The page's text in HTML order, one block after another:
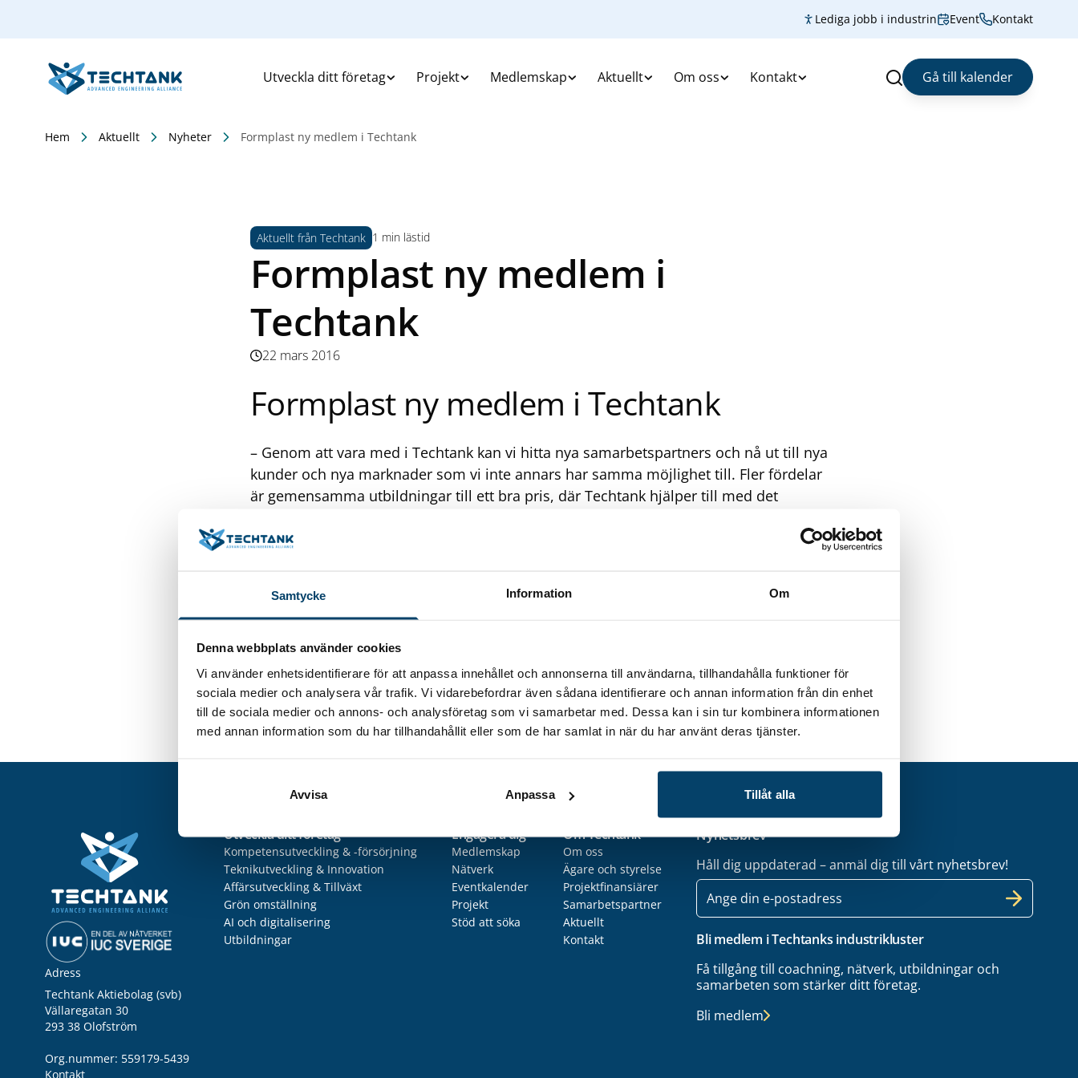
Samtycke Information Om
Denna webbplats använder cookies
Vi använder enhetsidentifierare för att anpassa innehållet och annonserna till användarna, tillhandahålla funktioner för
sociala medier och analysera vår trafik. Vi vidarebefordrar även sådana identifierare och annan information från din enhet
till de sociala medier och annons- och analysföretag som vi samarbetar med. Dessa kan i sin tur kombinera informationen
med annan information som du har tillhandahållit eller som de har samlat in när du har använt deras tjänster.
Avvisa Anpassa Tillåt alla
Lediga jobb i industrin Event Kontakt
Utveckla ditt företag Projekt Medlemskap Aktuellt Om oss Kontakt Sök Gå till kalender
Hem Aktuellt Nyheter Formplast ny medlem i Techtank
Aktuellt från Techtank 1 min lästid
Formplast ny medlem i
Techtank
22 mars 2016
Formplast ny medlem i Techtank
– Genom att vara med i Techtank kan vi hitta nya samarbetspartners och nå ut till nya
kunder och nya marknader som vi inte annars har samma möjlighet till. Fler fördelar
är gemensamma utbildningar till ett bra pris, där Techtank hjälper till med det
också många intressanta föreläsningar med information om industrins utveckling
och har lång erfarenhet när det gäller att omvandla plast till formade detaljer enligt
flera metoder: vakuumformning, tryckformning och varmbockning. Man levererar
kompletta produkter genom efterbearbetning i CNC-styrda fräsar och genom
montering av komponenter i de formade detaljerna. Formplast finns i Broby i
nordöstra Skåne och har runt 40 anställda.Läs mer om Formplast på företagets egen
webbplats >>
Adress
Techtank Aktiebolag (svb)
Vällaregatan 30
293 38 Olofström
Org.nummer: 559179-5439
Kontakt
Utveckla ditt företag
Kompetensutveckling & -försörjning
Teknikutveckling & Innovation
Affärsutveckling & Tillväxt
Grön omställning
AI och digitalisering
Utbildningar
Engagera dig
Medlemskap
Nätverk
Eventkalender
Projekt
Stöd att söka
Om Techtank
Om oss
Ägare och styrelse
Projektfinansiärer
Samarbetspartner
Aktuellt
Kontakt
Nyhetsbrev
Håll dig uppdaterad – anmäl dig till vårt nyhetsbrev!
E-
post
Bli medlem i Techtanks industrikluster
Få tillgång till coachning, nätverk, utbildningar och
samarbeten som stärker ditt företag.
Bli medlem